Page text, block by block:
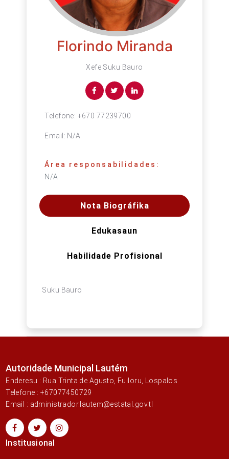
Florindo Miranda
Xefe Suku Bauro
Telefone: +670 77239700
Email: N/A
Área responsabilidades:
N/A
Nota Biográfika
Edukasaun
Habilidade Profisional
Suku Bauro
Autoridade Municipal Lautém
Enderesu : Rua Trinta de Agusto, Fuiloru, Lospalos
Telefone : +67077450729
Email : administrador.lautem@estatal.gov.tl
Institusional